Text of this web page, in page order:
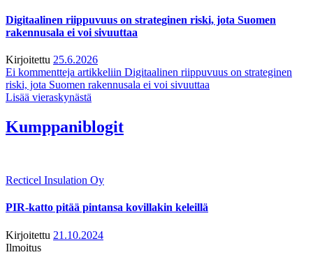
Digitaalinen riippuvuus on strateginen riski, jota Suomen
rakennusala ei voi sivuuttaa
Kirjoitettu 25.6.2026
Ei kommentteja artikkeliin Digitaalinen riippuvuus on strateginen
riski, jota Suomen rakennusala ei voi sivuuttaa
Lisää vieraskynästä
Kumppaniblogit
Recticel Insulation Oy
PIR-katto pitää pintansa kovillakin keleillä
Kirjoitettu 21.10.2024
Ilmoitus